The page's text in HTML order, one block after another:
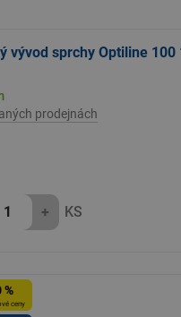
vývod sprchy Optiline 100
prodejnách
+ KS
%
ceny